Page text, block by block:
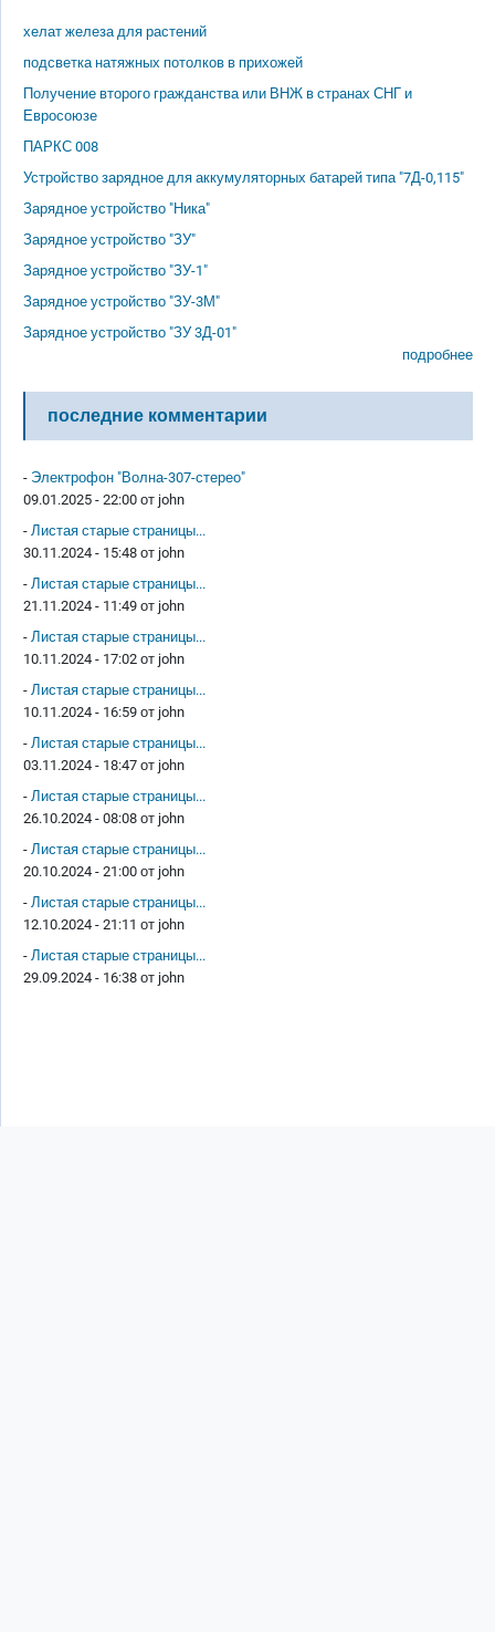
хелат железа для растений
подсветка натяжных потолков в прихожей
Получение второго гражданства или ВНЖ в странах СНГ и
Евросоюзе
ПАРКС 008
Устройство зарядное для аккумуляторных батарей типа "7Д-0,115"
Зарядное устройство "Ника"
Зарядное устройство "ЗУ"
Зарядное устройство "ЗУ-1"
Зарядное устройство "ЗУ-3М"
Зарядное устройство "ЗУ 3Д-01"
подробнее
последние комментарии
- Электрофон "Волна-307-стерео"
09.01.2025 - 22:00 от john
- Листая старые страницы...
30.11.2024 - 15:48 от john
- Листая старые страницы...
21.11.2024 - 11:49 от john
- Листая старые страницы...
10.11.2024 - 17:02 от john
- Листая старые страницы...
10.11.2024 - 16:59 от john
- Листая старые страницы...
03.11.2024 - 18:47 от john
- Листая старые страницы...
26.10.2024 - 08:08 от john
- Листая старые страницы...
20.10.2024 - 21:00 от john
- Листая старые страницы...
12.10.2024 - 21:11 от john
- Листая старые страницы...
29.09.2024 - 16:38 от john